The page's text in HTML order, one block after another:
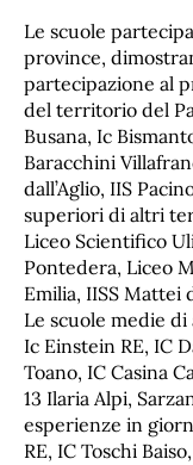
Le scuole
province,
partecipazione al
del territorio del
Busana, Ic
Baracchini
dall’Aglio, IIS
superiori di altri
Liceo Scientifico
Pontedera, Liceo
Emilia, IISS Mattei
Le scuole medie
Ic Einstein RE, IC
Toano, IC Casina
13 Ilaria Alpi,
esperienze in
RE, IC Toschi